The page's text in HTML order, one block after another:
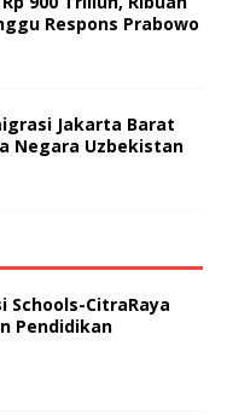
Respons Prabowo
Jakarta Barat
Negara Uzbekistan
Schools-CitraRaya
Pendidikan